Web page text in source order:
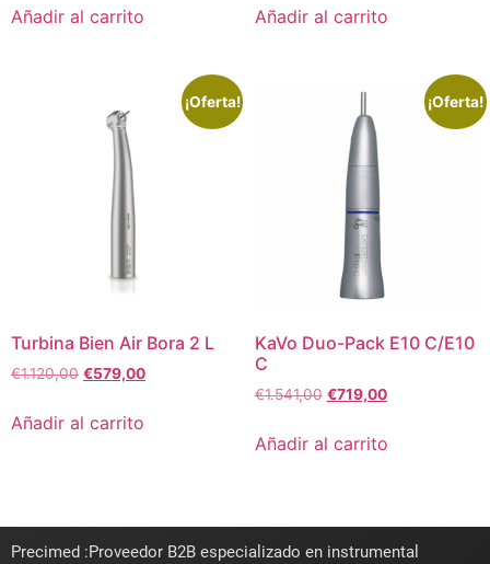
Añadir al carrito Añadir al carrito
¡Oferta!
Turbina Bien Air Bora 2 L
€1.120,00 €579,00
Añadir al carrito
¡Oferta!
KaVo Duo-Pack E10 C/E10
C
€1.541,00 €719,00
Añadir al carrito
Precimed :Proveedor B2B especializado en instrumental